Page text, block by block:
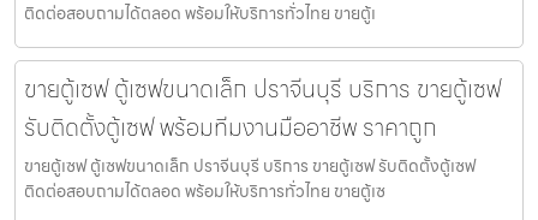
ติดต่อสอบถามได้ตลอด พร้อมให้บริการทั่วไทย ขายตู้เ
ขายตู้เซฟ ตู้เซฟขนาดเล็ก ปราจีนบุรี บริการ ขายตู้เซฟ
รับติดตั้งตู้เซฟ พร้อมทีมงานมืออาชีพ ราคาถูก
ขายตู้เซฟ ตู้เซฟขนาดเล็ก ปราจีนบุรี บริการ ขายตู้เซฟ รับติดตั้งตู้เซฟ
ติดต่อสอบถามได้ตลอด พร้อมให้บริการทั่วไทย ขายตู้เซ